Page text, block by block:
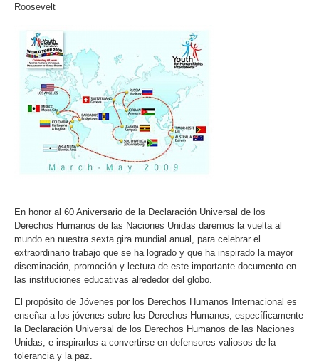
Declaraciones de apoyo
Roosevelt
En honor al 60 Aniversario de la Declaración Universal de los
Derechos Humanos de las Naciones Unidas daremos la vuelta al
mundo en nuestra sexta gira mundial anual, para celebrar el
extraordinario trabajo que se ha logrado y que ha inspirado la mayor
diseminación, promoción y lectura de este importante documento en
las instituciones educativas alrededor del globo.
El propósito de Jóvenes por los Derechos Humanos Internacional es
enseñar a los jóvenes sobre los Derechos Humanos, específicamente
la Declaración Universal de los Derechos Humanos de las Naciones
Unidas, e inspirarlos a convertirse en defensores valiosos de la
tolerancia y la paz.